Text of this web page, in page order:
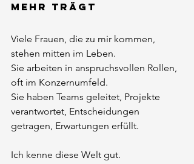
mehr trägt
Viele Frauen, die zu mir kommen,
stehen mitten im Leben.
Sie arbeiten in anspruchsvollen Rollen,
oft im Konzernumfeld.
Sie haben Teams geleitet, Projekte
verantwortet, Entscheidungen
getragen, Erwartungen erfüllt.
Ich kenne diese Welt gut.